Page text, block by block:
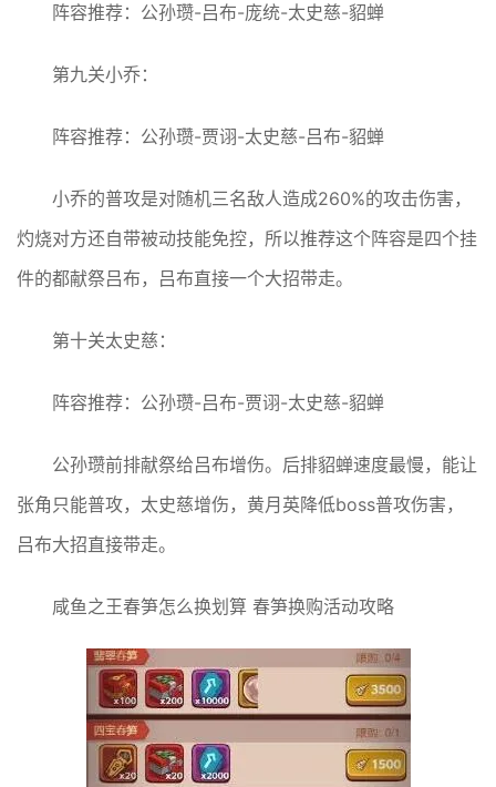
阵容推荐：公孙瓒-吕布-庞统-太史慈-貂蝉
第九关小乔：
阵容推荐：公孙瓒-贾诩-太史慈-吕布-貂蝉
小乔的普攻是对随机三名敌人造成260%的攻击伤害，
灼烧对方还自带被动技能免控，所以推荐这个阵容是四个挂
件的都献祭吕布，吕布直接一个大招带走。
第十关太史慈：
阵容推荐：公孙瓒-吕布-贾诩-太史慈-貂蝉
公孙瓒前排献祭给吕布增伤。后排貂蝉速度最慢，能让
张角只能普攻，太史慈增伤，黄月英降低boss普攻伤害，
吕布大招直接带走。
咸鱼之王春笋怎么换划算 春笋换购活动攻略